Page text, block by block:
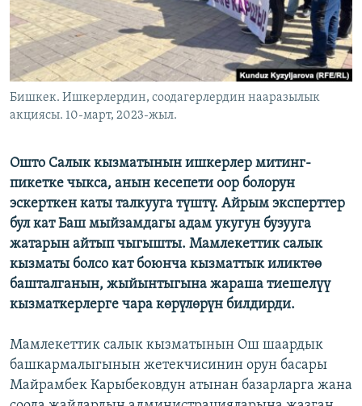
ЭЕ/АРнун бардык сайттары
Бишкек. Ишкерлердин, соодагерлердин нааразылык
акциясы. 10-март, 2023-жыл.
Ошто Салык кызматынын ишкерлер митинг-
пикетке чыкса, анын кесепети оор болорун
эскерткен каты талкууга түштү. Айрым эксперттер
бул кат Баш мыйзамдагы адам укугун бузууга
жатарын айтып чыгышты. Мамлекеттик салык
кызматы болсо кат боюнча кызматтык иликтөө
башталганын, жыйынтыгына жараша тиешелүү
кызматкерлерге чара көрүлөрүн билдирди.
Мамлекеттик салык кызматынын Ош шаардык
башкармалыгынын жетекчисинин орун басары
Майрамбек Карыбековдун атынан базарларга жана